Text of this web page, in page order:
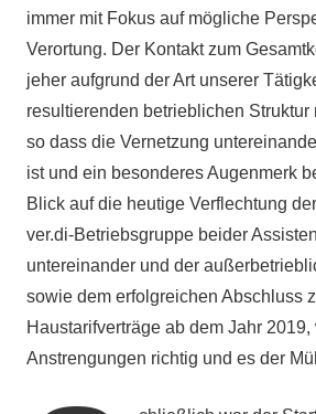
immer mit Fokus auf mögliche
Verortung. Der Kontakt zum
jeher aufgrund der Art unserer
resultierenden betrieblichen Struktur
so dass die Vernetzung
ist und ein besonderes Augenmerk
Blick auf die heutige Verflechtung
ver.di-Betriebsgruppe beider
untereinander und der
sowie dem erfolgreichen Abschluss
Haustarifverträge ab dem Jahr
Anstrengungen richtig und es der